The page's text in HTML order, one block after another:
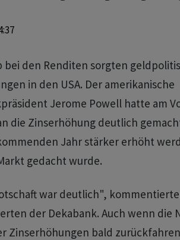
bei den Renditen sorgten
in den USA. Der amerikanische
Jerome Powell hatte am
die Zinserhöhung deutlich
Jahr stärker erhöht
gedacht wurde.
war deutlich",
der Dekabank. Auch wenn die
Zinserhöhungen bald